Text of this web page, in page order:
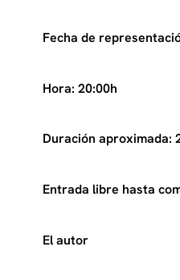
Fecha de
Hora: 20:00h
Duración aproximada:
Entrada libre hasta
El autor